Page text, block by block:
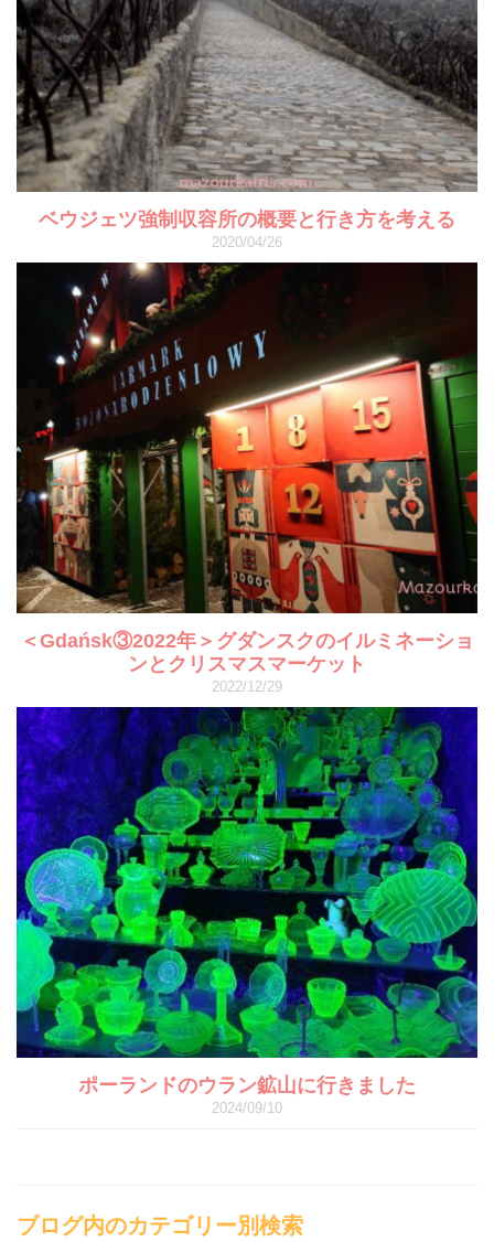
ベウジェツ強制収容所の概要と行き方を考える
2020/04/26
＜Gdańsk③2022年＞グダンスクのイルミネーショ
ンとクリスマスマーケット
2022/12/29
ポーランドのウラン鉱山に行きました
2024/09/10
ブログ内のカテゴリー別検索